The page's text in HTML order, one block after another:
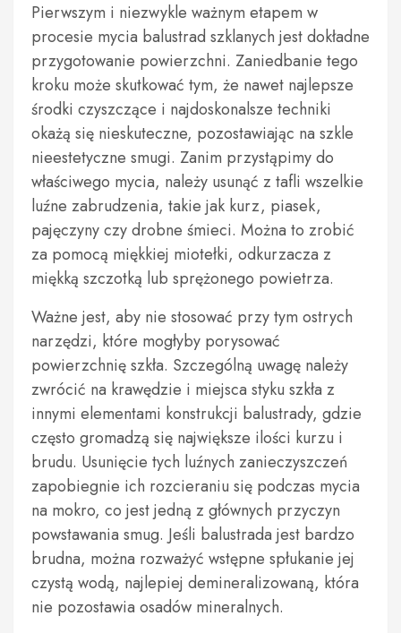
Pierwszym i niezwykle ważnym etapem w
procesie mycia balustrad szklanych jest dokładne
przygotowanie powierzchni. Zaniedbanie tego
kroku może skutkować tym, że nawet najlepsze
środki czyszczące i najdoskonalsze techniki
okażą się nieskuteczne, pozostawiając na szkle
nieestetyczne smugi. Zanim przystąpimy do
właściwego mycia, należy usunąć z tafli wszelkie
luźne zabrudzenia, takie jak kurz, piasek,
pajęczyny czy drobne śmieci. Można to zrobić
za pomocą miękkiej miotełki, odkurzacza z
miękką szczotką lub sprężonego powietrza.
Ważne jest, aby nie stosować przy tym ostrych
narzędzi, które mogłyby porysować
powierzchnię szkła. Szczególną uwagę należy
zwrócić na krawędzie i miejsca styku szkła z
innymi elementami konstrukcji balustrady, gdzie
często gromadzą się największe ilości kurzu i
brudu. Usunięcie tych luźnych zanieczyszczeń
zapobiegnie ich rozcieraniu się podczas mycia
na mokro, co jest jedną z głównych przyczyn
powstawania smug. Jeśli balustrada jest bardzo
brudna, można rozważyć wstępne spłukanie jej
czystą wodą, najlepiej demineralizowaną, która
nie pozostawia osadów mineralnych.